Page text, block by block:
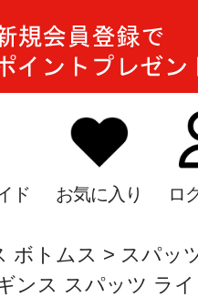
ド お気に入り ロ
ボトムス
スパッ
ンス スパッツ ラ